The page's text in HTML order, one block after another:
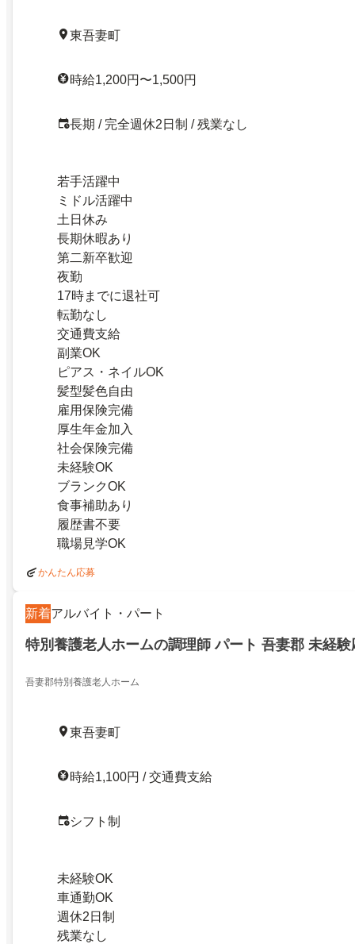
東吾妻町
時給1,200円〜1,500円
長期 / 完全週休2日制 / 残業なし
若手活躍中
ミドル活躍中
土日休み
長期休暇あり
第二新卒歓迎
夜勤
17時までに退社可
転勤なし
交通費支給
副業OK
ピアス・ネイルOK
髪型髪色自由
雇用保険完備
厚生年金加入
社会保険完備
未経験OK
ブランクOK
食事補助あり
履歴書不要
職場見学OK
かんたん応募
新着アルバイト・パート
特別養護老人ホームの調理師 パート 吾妻郡 未経験
吾妻郡特別養護老人ホーム
東吾妻町
時給1,100円 / 交通費支給
シフト制
未経験OK
車通勤OK
週休2日制
残業なし